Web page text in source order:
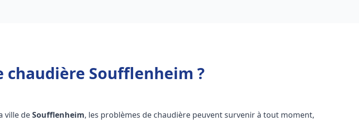
chaudière Soufflenheim ?
ville deSoufflenheim, les problèmes de chaudière peuvent survenir à tout moment,